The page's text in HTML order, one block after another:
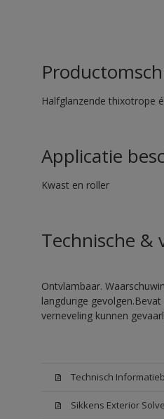
Halfglanzende thixotrope
Applicatie
Kwast en roller
Technische &
Ontvlambaar.
langdurige
verneveling kunnen
Technisch
Sikkens Exterior